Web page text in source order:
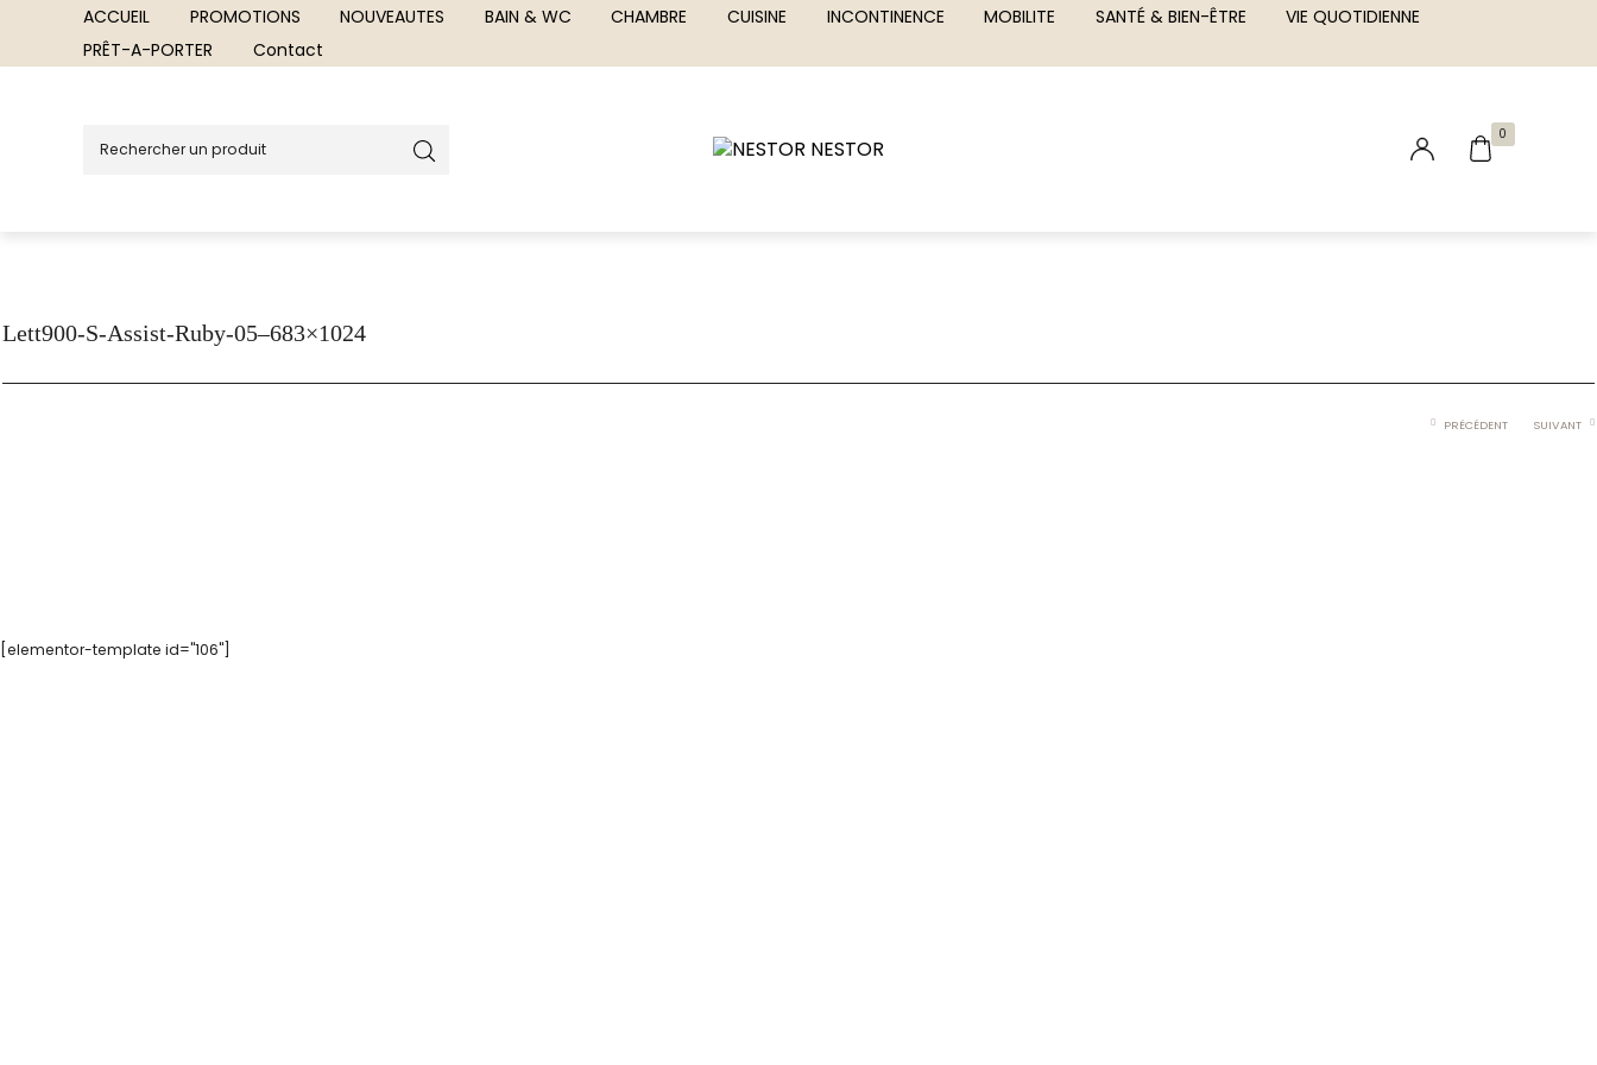
ACCUEIL PROMOTIONS NOUVEAUTES BAIN & WC CHAMBRE CUISINE INCONTINENCE MOBILITE SANTÉ & BIEN-ÊTRE
VIE QUOTIDIENNE
PRÊT-A-PORTER
Contact
0
Lett900-S-Assist-Ruby-05–683×1024
PRÉCÉDENT SUIVANT
[elementor-template id="106"]